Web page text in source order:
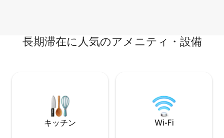
長期滞在に人気のアメニティ・設備
キッチン Wi-Fi